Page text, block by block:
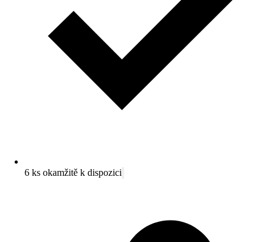
6 ks okamžitě k dispozici